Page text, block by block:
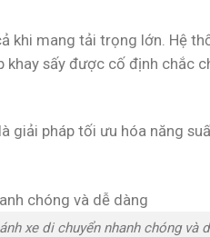
mang tải trọng lớn. Hệ
sấy được cố định chắc
pháp tối ưu hóa năng
xe di chuyển nhanh chóng và